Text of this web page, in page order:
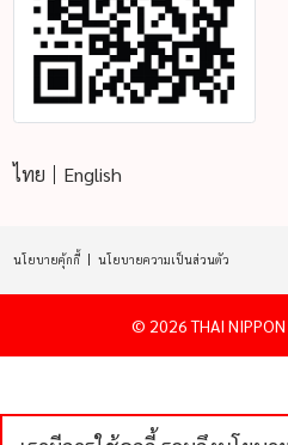
ไทย English
นโยบายคุ้กกี้ นโยบายความเป็นส่วนตัว
© 2026 THAI NIPPON